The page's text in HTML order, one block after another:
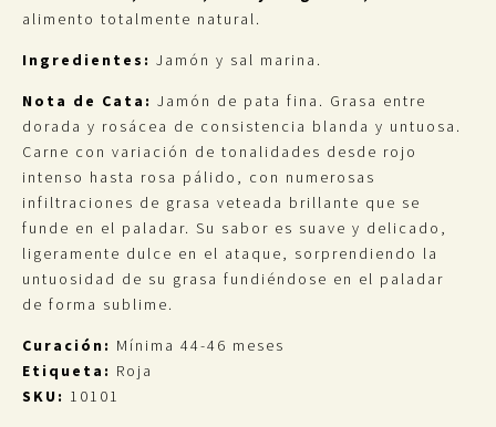
alimento totalmente natural.
Ingredientes: Jamón y sal marina.
Nota de Cata: Jamón de pata fina. Grasa entre
dorada y rosácea de consistencia blanda y untuosa.
Carne con variación de tonalidades desde rojo
intenso hasta rosa pálido, con numerosas
infiltraciones de grasa veteada brillante que se
funde en el paladar. Su sabor es suave y delicado,
ligeramente dulce en el ataque, sorprendiendo la
untuosidad de su grasa fundiéndose en el paladar
de forma sublime.
Curación: Mínima 44-46 meses
Etiqueta: Roja
SKU: 10101